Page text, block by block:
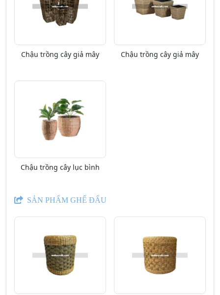
Chậu trồng cây giả mây Chậu trồng cây giả mây
Chậu trồng cây lục bình
SẢN PHẨM GHẾ ĐẨU